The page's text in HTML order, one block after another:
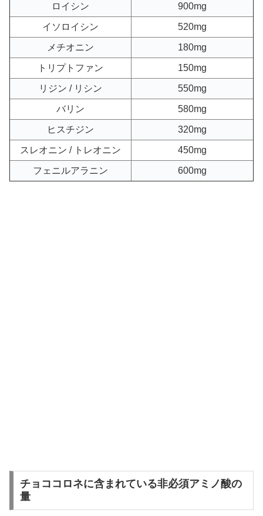
ロイシン 900mg
イソロイシン 520mg
メチオニン 180mg
トリプトファン 150mg
リジン / リシン 550mg
バリン 580mg
ヒスチジン 320mg
スレオニン / トレオニン 450mg
フェニルアラニン 600mg
チョココロネに含まれている非必須アミノ酸の
量